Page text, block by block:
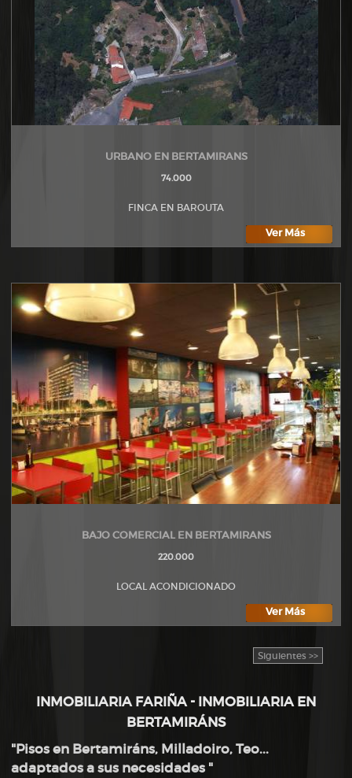
URBANO EN BERTAMIRANS
74.000
FINCA EN BAROUTA
Ver Más
BAJO COMERCIAL EN BERTAMIRANS
220.000
LOCAL ACONDICIONADO
Ver Más
Siguientes >>
INMOBILIARIA FARIÑA - INMOBILIARIA EN
BERTAMIRÁNS
"Pisos en Bertamiráns, Milladoiro, Teo...
adaptados a sus necesidades "